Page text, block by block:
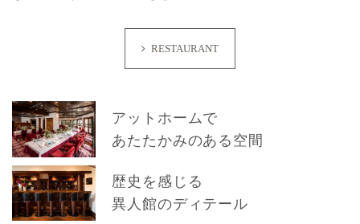
RESTAURANT
アットホームで
あたたかみのある空間
歴史を感じる
異人館のディテール